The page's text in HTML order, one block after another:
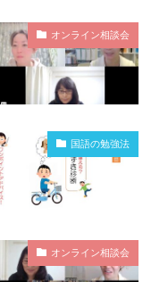
オンライン相談会
国語の勉強法
オンライン相談会